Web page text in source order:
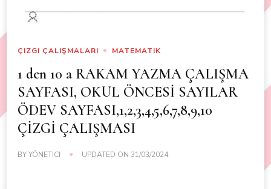
ÇIZGI ÇALIŞMALARI MATEMATIK
1 den 10 a RAKAM YAZMA ÇALIŞMA
SAYFASI, OKUL ÖNCESİ SAYILAR
ÖDEV SAYFASI,1,2,3,4,5,6,7,8,9,10
ÇİZGİ ÇALIŞMASI
BYYÖNETICI UPDATED ON 31/03/2024